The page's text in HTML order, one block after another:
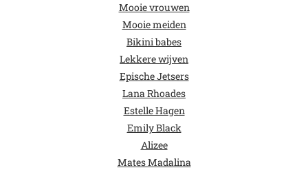
Mooie vrouwen
Mooie meiden
Bikini babes
Lekkere wijven
Epische Jetsers
Lana Rhoades
Estelle Hagen
Emily Black
Alizee
Mates Madalina